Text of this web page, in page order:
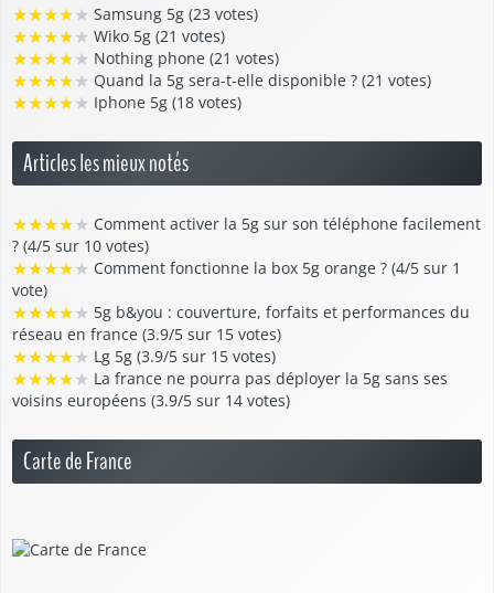
★★★★★ Samsung 5g (23 votes)
★★★★★ Wiko 5g (21 votes)
★★★★★ Nothing phone (21 votes)
★★★★★ Quand la 5g sera-t-elle disponible ? (21 votes)
★★★★★ Iphone 5g (18 votes)
Articles les mieux notés
★★★★★ Comment activer la 5g sur son téléphone facilement
? (4/5 sur 10 votes)
★★★★★ Comment fonctionne la box 5g orange ? (4/5 sur 1
vote)
★★★★★ 5g b&you : couverture, forfaits et performances du
réseau en france (3.9/5 sur 15 votes)
★★★★★ Lg 5g (3.9/5 sur 15 votes)
★★★★★ La france ne pourra pas déployer la 5g sans ses
voisins européens (3.9/5 sur 14 votes)
Carte de France